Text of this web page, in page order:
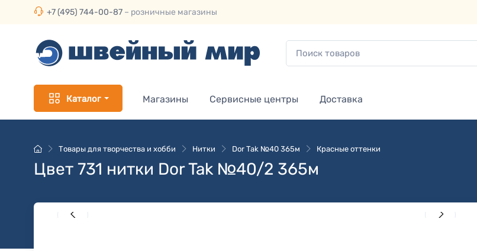
+7 (495) 744-00-87 – розничные магазины
Каталог Магазины Сервисные центры Доставка
Товары для творчества и хобби Нитки Dor Tak №40 365м Красные оттенки
Цвет 731 нитки Dor Tak №40/2 365м